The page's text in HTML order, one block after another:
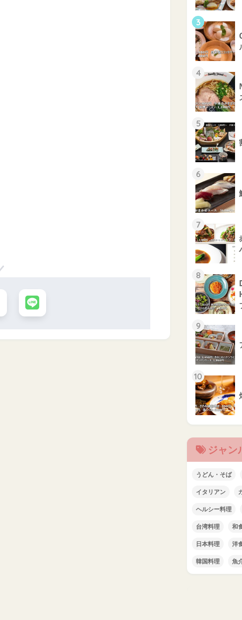
3
4
5
6
7
8
9
10
ジャン
うどん・そば
イタリアン
ヘルシー料理
台湾料理 和
日本料理 洋
韓国料理 魚